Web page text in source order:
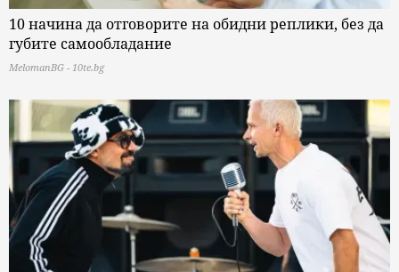
10 начина да отговорите на обидни реплики, без да
губите самообладание
MelomanBG - 10te.bg